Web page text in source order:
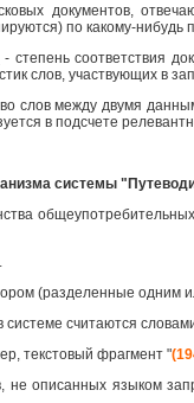
документов,
по какому-нибудь
- степень соответствия
слов, участвующих в
слов между двумя
в подсчете
системы
(разделенные одним
считаются
текстовый фрагмент "
не описанных языком